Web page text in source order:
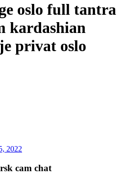
oslo full tantra
kardashian
privat oslo
2022
cam chat